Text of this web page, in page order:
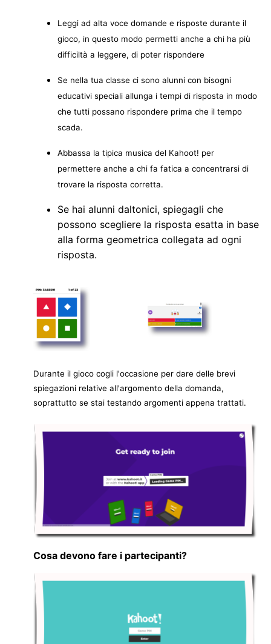
Leggi ad alta voce domande e risposte durante il
gioco, in questo modo permetti anche a chi ha più
difficiltà a leggere, di poter rispondere
Se nella tua classe ci sono alunni con bisogni
educativi speciali allunga i tempi di risposta in modo
che tutti possano rispondere prima che il tempo
scada.
Abbassa la tipica musica del Kahoot! per
permettere anche a chi fa fatica a concentrarsi di
trovare la risposta corretta.
Se hai alunni daltonici, spiegagli che
possono scegliere la risposta esatta in base
alla forma geometrica collegata ad ogni
risposta.
Durante il gioco cogli l'occasione per dare delle brevi
spiegazioni relative all'argomento della domanda,
soprattutto se stai testando argomenti appena trattati.
Cosa devono fare i partecipanti?